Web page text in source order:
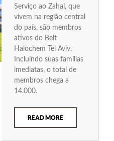
Serviço ao Zahal, que
vivem na região central
do país, são membros
ativos do Beit
Halochem Tel Aviv.
Incluindo suas famílias
imediatas, o total de
membros chega a
14.000.
READ MORE